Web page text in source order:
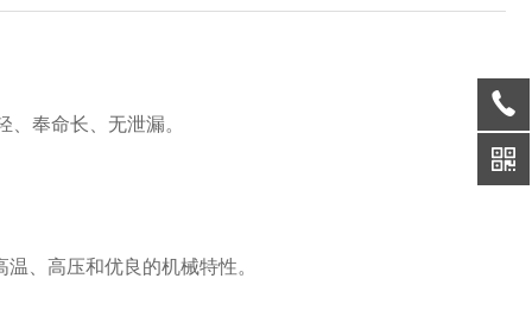
奉命长、无泄漏。
、高压和优良的机械特性。